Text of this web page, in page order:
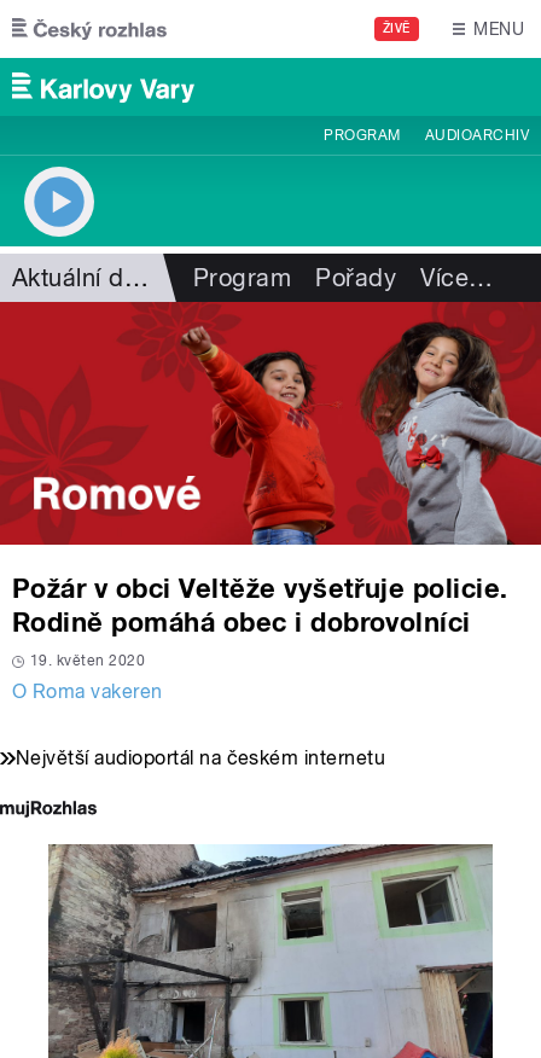
Přejít k hlavnímu obsahu
ŽIVĚ MENU
PROGRAM AUDIOARCHIV
Aktuální dění Program Pořady Více…
Požár v obci Veltěže vyšetřuje policie.
Rodině pomáhá obec i dobrovolníci
19. květen 2020
O Roma vakeren
Největší audioportál na českém internetu